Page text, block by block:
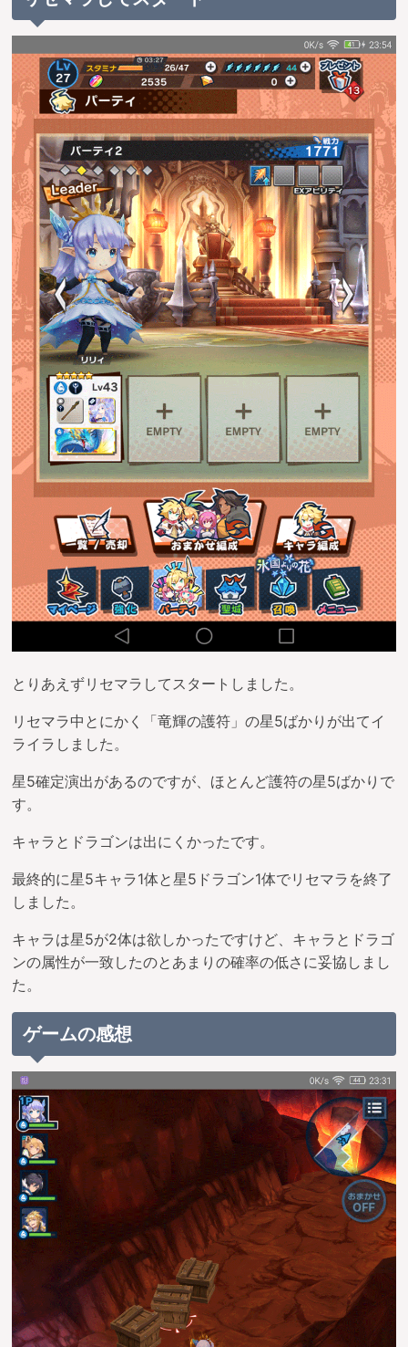
とりあえずリセマラしてスタートしました。
リセマラ中とにかく「竜輝の護符」の星5ばかりが出てイ
ライラしました。
星5確定演出があるのですが、ほとんど護符の星5ばかりで
す。
キャラとドラゴンは出にくかったです。
最終的に星5キャラ1体と星5ドラゴン1体でリセマラを終了
しました。
キャラは星5が2体は欲しかったですけど、キャラとドラゴ
ンの属性が一致したのとあまりの確率の低さに妥協しまし
た。
ゲームの感想